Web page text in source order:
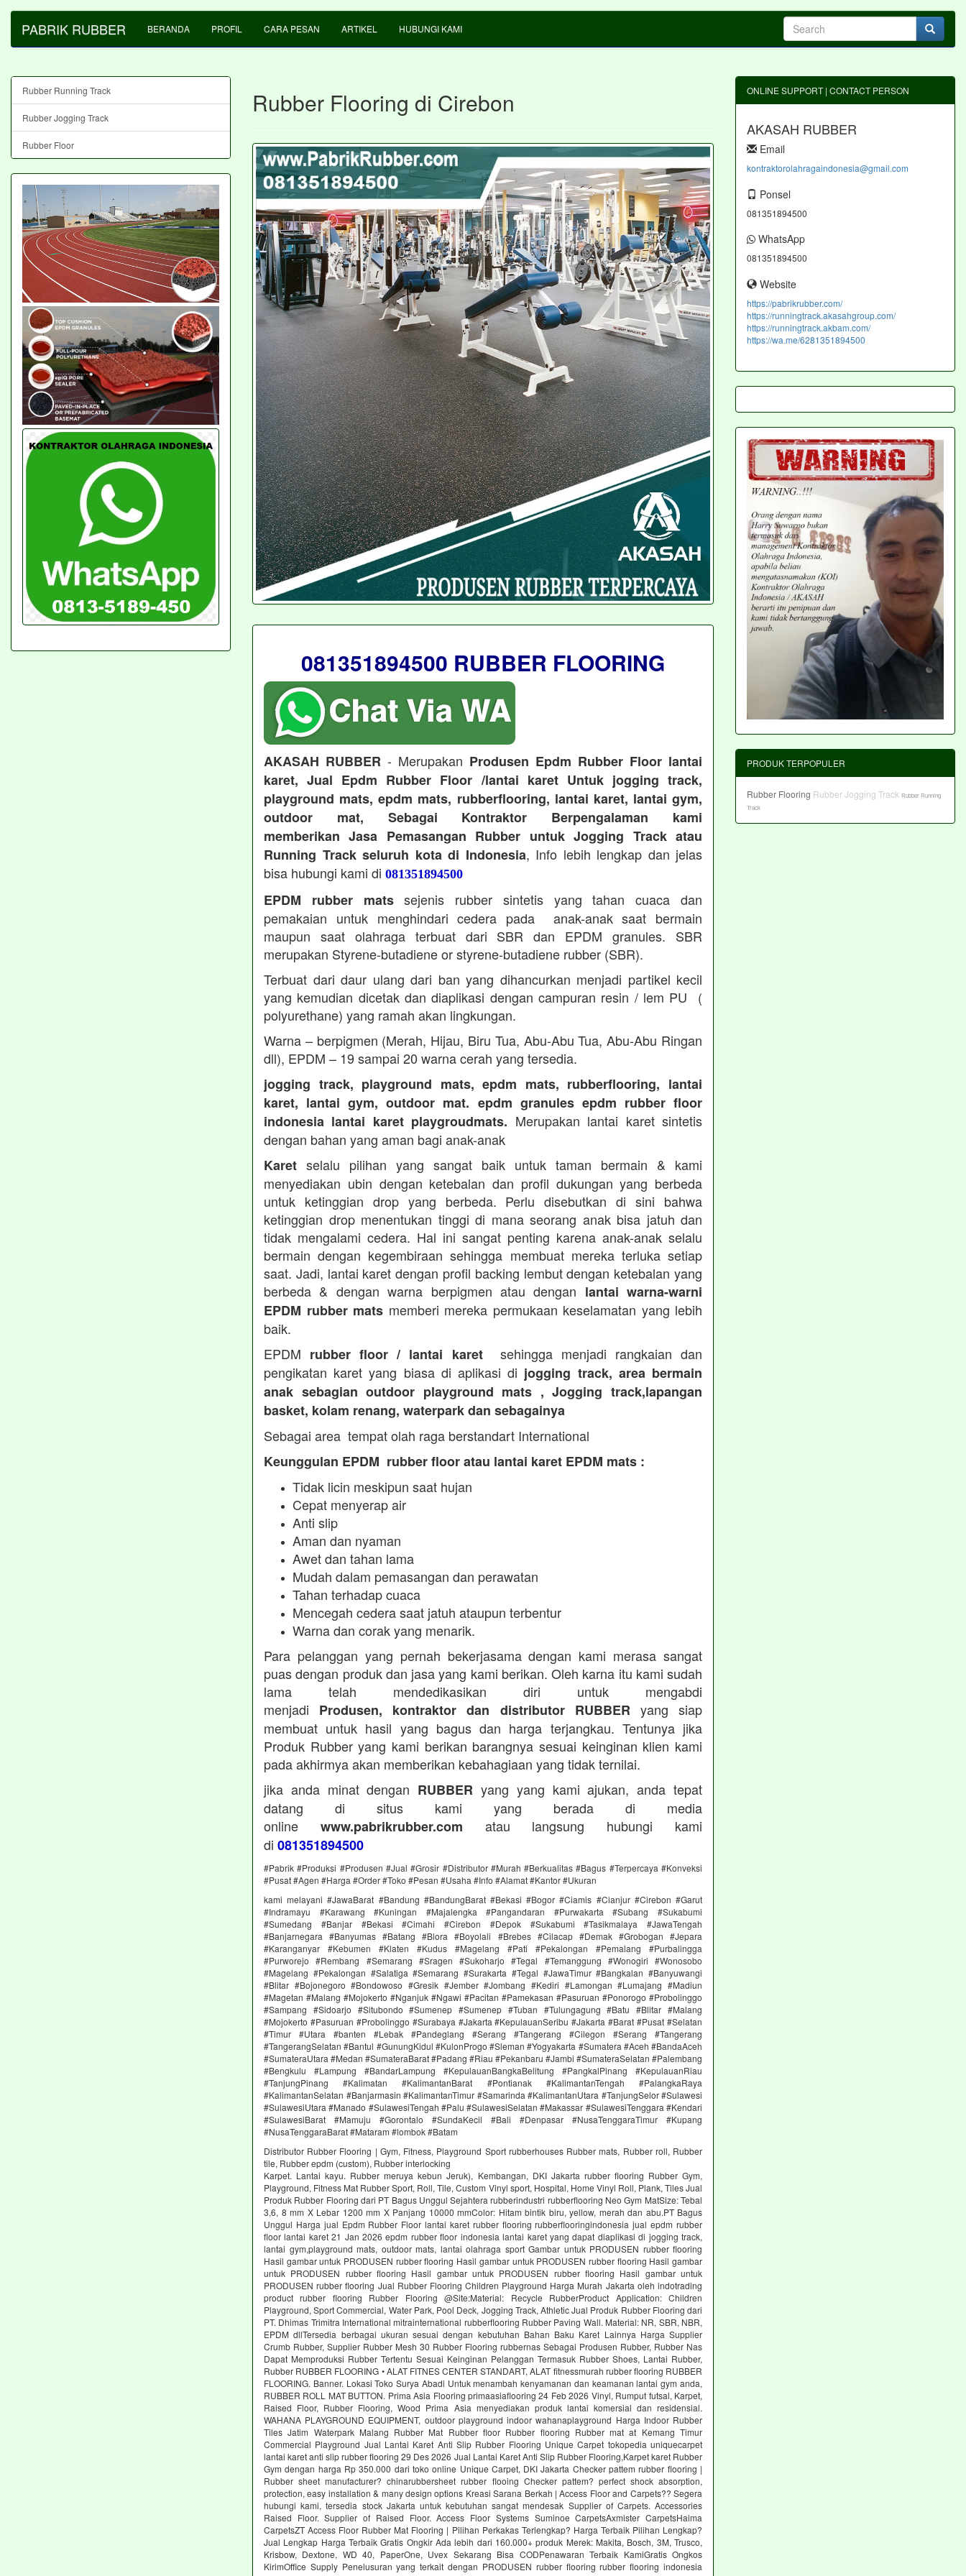
PABRIK RUBBER BERANDA PROFIL CARA PESAN ARTIKEL HUBUNGI KAMI
Rubber Flooring di Cirebon
081351894500 RUBBER FLOORING
AKASAH RUBBER - Merupakan Produsen Epdm Rubber Floor lantai
karet, Jual Epdm Rubber Floor /lantai karet Untuk jogging track,
playground mats, epdm mats, rubberflooring, lantai karet, lantai gym,
outdoor mat, Sebagai Kontraktor Berpengalaman kami
memberikan Jasa Pemasangan Rubber untuk Jogging Track atau
Running Track seluruh kota di Indonesia, Info lebih lengkap dan jelas
bisa hubungi kami di 081351894500
EPDM rubber matssejenis rubber sintetis yang tahan cuaca dan
pemakaian untuk menghindari cedera pada anak-anak saat bermain
maupun saat olahraga terbuat dari SBR dan EPDM granules. SBR
merupakan Styrene-butadiene or styrene-butadiene rubber (SBR).
Terbuat dari daur ulang dari ban yang dihancurkan menjadi partikel kecil
yang kemudian dicetak dan diaplikasi dengan campuran resin / lem PU (
polyurethane) yang ramah akan lingkungan.
Warna – berpigmen (Merah, Hijau, Biru Tua, Abu-Abu Tua, Abu-Abu Ringan
dll), EPDM – 19 sampai 20 warna cerah yang tersedia.
jogging track, playground mats, epdm mats, rubberflooring, lantai
karet, lantai gym, outdoor mat. epdm granules epdm rubber floor
indonesia lantai karet playgroudmats. Merupakan lantai karet sintetis
dengan bahan yang aman bagi anak-anak
Karet selalu pilihan yang sangat baik untuk taman bermain & kami
menyediakan ubin dengan ketebalan dan profil dukungan yang berbeda
untuk ketinggian drop yang berbeda. Perlu disebutkan di sini bahwa
ketinggian drop menentukan tinggi di mana seorang anak bisa jatuh dan
tidak mengalami cedera. Hal ini sangat penting karena anak-anak selalu
bermain dengan kegembiraan sehingga membuat mereka terluka setiap
saat. Jadi, lantai karet dengan profil backing lembut dengan ketebalan yang
berbeda & dengan warna berpigmen atau dengan lantai warna-warni
EPDM rubber mats memberi mereka permukaan keselamatan yang lebih
baik.
EPDM rubber floor / lantai karetsehingga menjadi rangkaian dan
pengikatan karet yang biasa di aplikasi di jogging track, area bermain
anak sebagian outdoor playground mats , Jogging track,lapangan
basket, kolam renang, waterpark dan sebagainya
Sebagai area tempat olah raga berstandart International
Keunggulan EPDM rubber floor atau lantai karet EPDM mats :
Tidak licin meskipun saat hujan
Cepat menyerap air
Anti slip
Aman dan nyaman
Awet dan tahan lama
Mudah dalam pemasangan dan perawatan
Tahan terhadap cuaca
Mencegah cedera saat jatuh ataupun terbentur
Warna dan corak yang menarik.
Para pelanggan yang pernah bekerjasama dengan kami merasa sangat
puas dengan produk dan jasa yang kami berikan. Oleh karna itu kami sudah
lama telah mendedikasikan diri untuk mengabdi
menjadi Produsen, kontraktor dan distributor RUBBER yang siap
membuat untuk hasil yang bagus dan harga terjangkau. Tentunya jika
Produk Rubber yang kami berikan barangnya sesuai keinginan klien kami
pada akhirmya akan memberikan kebahagiaan yang tidak ternilai.
jika anda minat dengan RUBBER yang yang kami ajukan, anda tepat
datang di situs kami yang berada di media
online www.pabrikrubber.com atau langsung hubungi kami
di 081351894500
#Pabrik #Produksi #Produsen #Jual #Grosir #Distributor #Murah #Berkualitas #Bagus #Terpercaya #Konveksi
#Pusat #Agen #Harga #Order #Toko #Pesan #Usaha #Info #Alamat #Kantor #Ukuran
kami melayani #JawaBarat #Bandung #BandungBarat #Bekasi #Bogor #Ciamis #Cianjur #Cirebon #Garut
#Indramayu #Karawang #Kuningan #Majalengka #Pangandaran #Purwakarta #Subang #Sukabumi
#Sumedang #Banjar #Bekasi #Cimahi #Cirebon #Depok #Sukabumi #Tasikmalaya #JawaTengah
#Banjarnegara #Banyumas #Batang #Blora #Boyolali #Brebes #Cilacap #Demak #Grobogan #Jepara
#Karanganyar #Kebumen #Klaten #Kudus #Magelang #Pati #Pekalongan #Pemalang #Purbalingga
#Purworejo #Rembang #Semarang #Sragen #Sukoharjo #Tegal #Temanggung #Wonogiri #Wonosobo
#Magelang #Pekalongan #Salatiga #Semarang #Surakarta #Tegal #JawaTimur #Bangkalan #Banyuwangi
#Blitar #Bojonegoro #Bondowoso #Gresik #Jember #Jombang #Kediri #Lamongan #Lumajang #Madiun
#Magetan #Malang #Mojokerto #Nganjuk #Ngawi #Pacitan #Pamekasan #Pasuruan #Ponorogo #Probolinggo
#Sampang #Sidoarjo #Situbondo #Sumenep #Sumenep #Tuban #Tulungagung #Batu #Blitar #Malang
#Mojokerto #Pasuruan #Probolinggo #Surabaya #Jakarta #KepulauanSeribu #Jakarta #Barat #Pusat #Selatan
#Timur #Utara #banten #Lebak #Pandeglang #Serang #Tangerang #Cilegon #Serang #Tangerang
#TangerangSelatan #Bantul #GunungKidul #KulonProgo #Sleman #Yogyakarta #Sumatera #Aceh #BandaAceh
#SumateraUtara #Medan #SumateraBarat #Padang #Riau #Pekanbaru #Jambi #SumateraSelatan #Palembang
#Bengkulu #Lampung #BandarLampung #KepulauanBangkaBelitung #PangkalPinang #KepulauanRiau
#TanjungPinang #Kalimatan #KalimantanBarat #Pontianak #KalimantanTengah #PalangkaRaya
#KalimantanSelatan #Banjarmasin #KalimantanTimur #Samarinda #KalimantanUtara #TanjungSelor #Sulawesi
#SulawesiUtara #Manado #SulawesiTengah #Palu #SulawesiSelatan #Makassar #SulawesiTenggara #Kendari
#SulawesiBarat #Mamuju #Gorontalo #SundaKecil #Bali #Denpasar #NusaTenggaraTimur #Kupang
#NusaTenggaraBarat #Mataram #lombok #Batam
Distributor Rubber Flooring | Gym, Fitness, Playground Sport rubberhouses Rubber mats, Rubber roll, Rubber
tile, Rubber epdm (custom), Rubber interlocking
Karpet. Lantai kayu. Rubber meruya kebun Jeruk), Kembangan, DKI Jakarta rubber flooring Rubber Gym,
Playground, Fitness Mat Rubber Sport, Roll, Tile, Custom Vinyl sport, Hospital, Home Vinyl Roll, Plank, Tiles Jual
Produk Rubber Flooring dari PT Bagus Unggul Sejahtera rubberindustri rubberflooring Neo Gym MatSize: Tebal
3,6, 8 mm X Lebar 1200 mm X Panjang 10000 mmColor: Hitam bintik biru, yellow, merah dan abu.PT Bagus
Unggul Harga jual Epdm Rubber Floor lantai karet rubber flooring rubberflooringindonesia jual epdm rubber
floor lantai karet 21 Jan 2026 epdm rubber floor indonesia lantai karet yang dapat diaplikasi di jogging track,
lantai gym,playground mats, outdoor mats, lantai olahraga sport Gambar untuk PRODUSEN rubber flooring
Hasil gambar untuk PRODUSEN rubber flooring Hasil gambar untuk PRODUSEN rubber flooring Hasil gambar
untuk PRODUSEN rubber flooring Hasil gambar untuk PRODUSEN rubber flooring Hasil gambar untuk
PRODUSEN rubber flooring Jual Rubber Flooring Children Playground Harga Murah Jakarta oleh indotrading
product rubber flooring Rubber Flooring @Site:Material: Recycle RubberProduct Application: Children
Playground, Sport Commercial, Water Park, Pool Deck, Jogging Track, Athletic Jual Produk Rubber Flooring dari
PT. Dhimas Trimitra International mitrainternational rubberflooring Rubber Paving Wall. Material: NR, SBR, NBR,
EPDM dllTersedia berbagai ukuran sesuai dengan kebutuhan Bahan Baku Karet Lainnya Harga Supplier
Crumb Rubber, Supplier Rubber Mesh 30 Rubber Flooring rubbernas Sebagai Produsen Rubber, Rubber Nas
Dapat Memproduksi Rubber Tertentu Sesuai Keinginan Pelanggan Termasuk Rubber Shoes, Lantai Rubber,
Rubber RUBBER FLOORING • ALAT FITNES CENTER STANDART, ALAT fitnessmurah rubber flooring RUBBER
FLOORING. Banner. Lokasi Toko Surya Abadi Untuk menambah kenyamanan dan keamanan lantai gym anda,
RUBBER ROLL MAT BUTTON. Prima Asia Flooring primaasiaflooring 24 Feb 2026 Vinyl, Rumput futsal, Karpet,
Raised Floor, Rubber Flooring, Wood Prima Asia menyediakan produk lantai komersial dan residensial.
WAHANA PLAYGROUND EQUIPMENT, outdoor playground indoor wahanaplayground Harga Indoor Rubber
Tiles Jatim Waterpark Malang Rubber Mat Rubber floor Rubber flooring Rubber mat at Kemang Timur
Commercial Playground Jual Lantai Karet Anti Slip Rubber Flooring Unique Carpet tokopedia uniquecarpet
lantai karet anti slip rubber flooring 29 Des 2026 Jual Lantai Karet Anti Slip Rubber Flooring,Karpet karet Rubber
Gym dengan harga Rp 350.000 dari toko online Unique Carpet, DKI Jakarta Checker pattem rubber flooring |
Rubber sheet manufacturer? chinarubbersheet rubber flooing Checker pattem? perfect shock absorption,
protection, easy installation & many design options Kreasi Sarana Berkah | Access Floor and Carpets?? Segera
hubungi kami, tersedia stock Jakarta untuk kebutuhan sangat mendesak Supplier of Carpets. Accessories
Raised Floor. Supplier of Raised Floor. Access Floor Systems Suminoe CarpetsAxmister CarpetsHaima
CarpetsZT Access Floor Rubber Mat Flooring | Pilihan Perkakas Terlengkap? Harga Terbaik Pilihan Lengkap?
Jual Lengkap Harga Terbaik Gratis Ongkir Ada lebih dari 160.000+ produk Merek: Makita, Bosch, 3M, Trusco,
Krisbow, Dextone, WD 40, PaperOne, Uvex Sekarang Bisa CODPenawaran Terbaik KamiGratis Ongkos
KirimOffice Supply Penelusuran yang terkait dengan PRODUSEN rubber flooring rubber flooring indonesia
Rubber Running Track
Rubber Jogging Track
Rubber Floor
ONLINE SUPPORT | CONTACT PERSON
AKASAH RUBBER
Email
kontraktorolahragaindonesia@gmail.com
Ponsel
081351894500
WhatsApp
081351894500
Website
https://pabrikrubber.com/
https://runningtrack.akasahgroup.com/
https://runningtrack.akbam.com/
https://wa.me/6281351894500
PRODUK TERPOPULER
Rubber Flooring Rubber Jogging Track Rubber Running
Track